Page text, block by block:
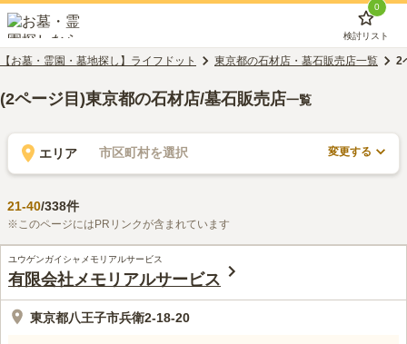
0
検討リスト
【お墓・霊園・墓地探し】ライフドット 東京都の石材店・墓石販売店一覧 2
(2ページ目)東京都の石材店/墓石販売店一覧
エリア 市区町村を選択 変更する
21-40/338件
※このページにはPRリンクが含まれています
ユウゲンガイシャメモリアルサービス
有限会社メモリアルサービス
東京都八王子市兵衛2-18-20